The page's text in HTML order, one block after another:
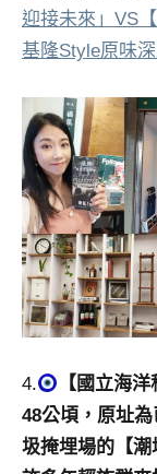
迎接未來」VS
基隆Style原味
4.
【國立海
48公頃，原址
圾掩埋場的【潮